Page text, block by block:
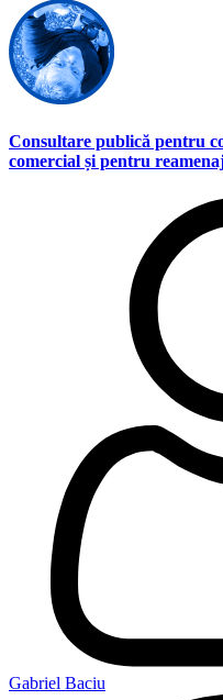
Consultare publică pentru
comercial și pentru
Gabriel Baciu